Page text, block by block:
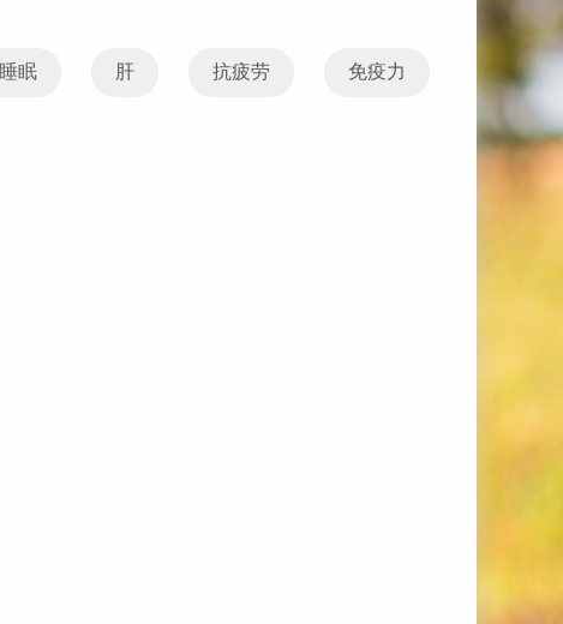
睡眠 肝 抗疲劳 免疫力